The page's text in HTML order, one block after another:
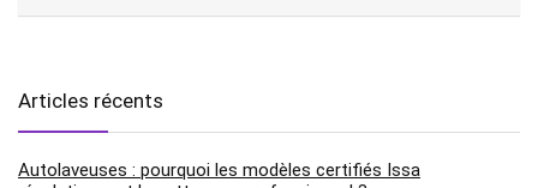
Articles récents
Autolaveuses : pourquoi les modèles certifiés Issa